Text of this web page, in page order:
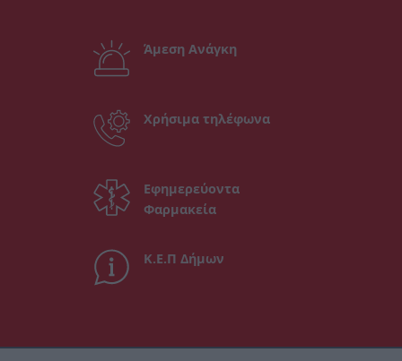
Άμεση Ανάγκη
Χρήσιμα τηλέφωνα
Εφημερεύοντα
Φαρμακεία
Κ.Ε.Π Δήμων